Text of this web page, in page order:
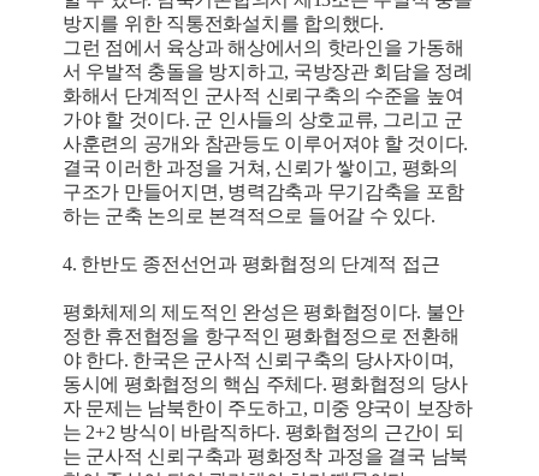
방지를 위한 직통전화설치를 합의했다.
그런 점에서 육상과 해상에서의 핫라인을 가동해
서 우발적 충돌을 방지하고, 국방장관 회담을 정례
화해서 단계적인 군사적 신뢰구축의 수준을 높여
가야 할 것이다. 군 인사들의 상호교류, 그리고 군
사훈련의 공개와 참관등도 이루어져야 할 것이다.
결국 이러한 과정을 거쳐, 신뢰가 쌓이고, 평화의
구조가 만들어지면, 병력감축과 무기감축을 포함
하는 군축 논의로 본격적으로 들어갈 수 있다.
4. 한반도 종전선언과 평화협정의 단계적 접근
평화체제의 제도적인 완성은 평화협정이다. 불안
정한 휴전협정을 항구적인 평화협정으로 전환해
야 한다. 한국은 군사적 신뢰구축의 당사자이며,
동시에 평화협정의 핵심 주체다. 평화협정의 당사
자 문제는 남북한이 주도하고, 미중 양국이 보장하
는 2+2 방식이 바람직하다. 평화협정의 근간이 되
는 군사적 신뢰구축과 평화정착 과정을 결국 남북